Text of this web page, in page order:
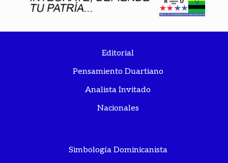
Editorial
Pensamiento Duartiano
Analista Invitado
Nacionales
Simbología Dominicanista